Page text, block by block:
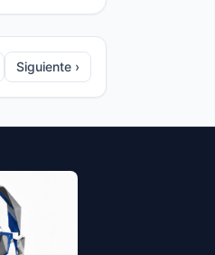
Siguiente ›